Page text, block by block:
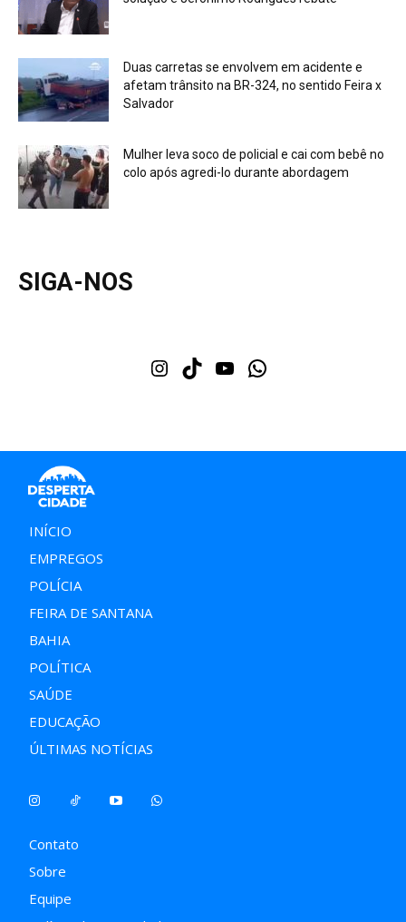
Duas carretas se envolvem em acidente e
afetam trânsito na BR-324, no sentido Feira x
Salvador
Mulher leva soco de policial e cai com bebê no
colo após agredi-lo durante abordagem
SIGA-NOS
Instagram
TikTok Youtube
INÍCIO
EMPREGOS
POLÍCIA
FEIRA DE SANTANA
BAHIA
POLÍTICA
SAÚDE
EDUCAÇÃO
ÚLTIMAS NOTÍCIAS
Contato
Sobre
Equipe